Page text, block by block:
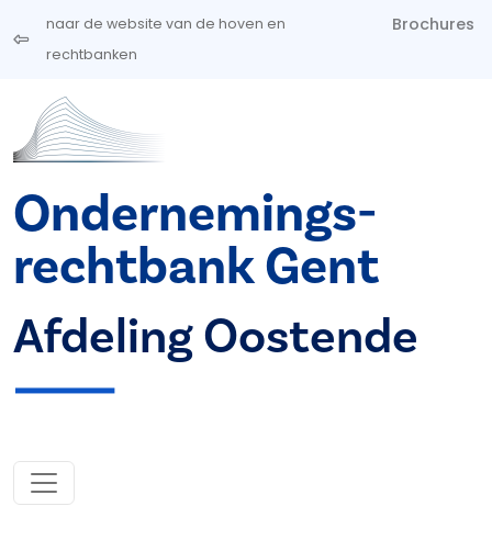
Overslaan en naar de inhoud gaan
naar de website van de hoven en
rechtbanken
Brochures
Ondernemings­
rechtbank Gent
Afdeling Oostende